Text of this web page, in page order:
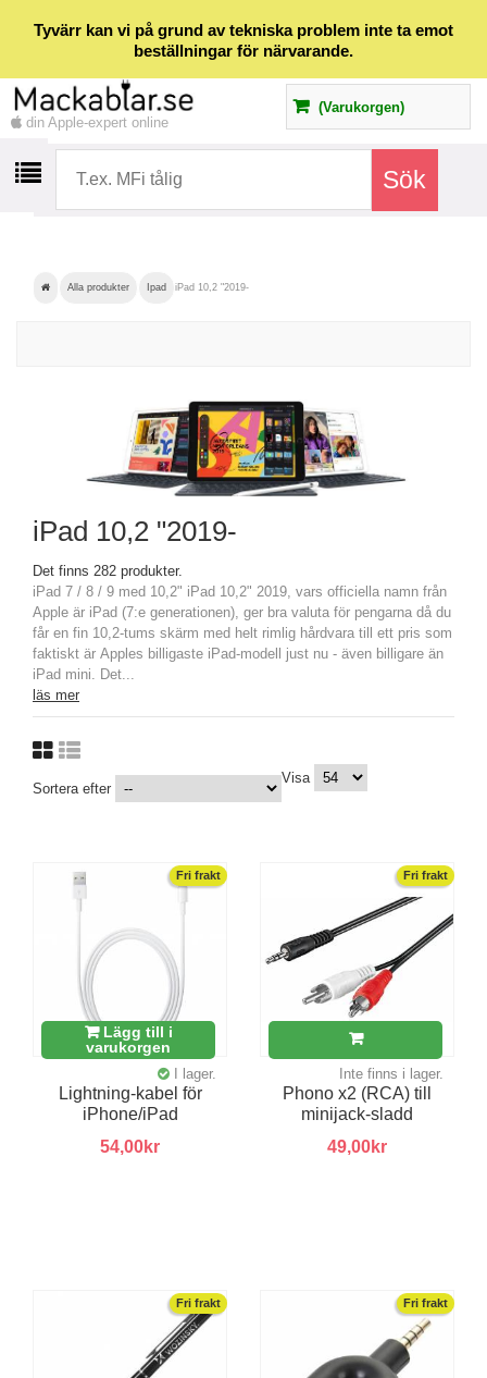
Tyvärr kan vi på grund av tekniska problem inte ta emot
beställningar för närvarande.
din Apple-expert online
(Varukorgen)
Alla produkter Ipad iPad 10,2 "2019-
iPad 10,2 "2019-
Det finns 282 produkter.
iPad 7 / 8 / 9 med 10,2" iPad 10,2" 2019, vars officiella namn från
Apple är iPad (7:e generationen), ger bra valuta för pengarna då du
får en fin 10,2-tums skärm med helt rimlig hårdvara till ett pris som
faktiskt är Apples billigaste iPad-modell just nu - även billigare än
iPad mini. Det...
läs mer
Sortera efter
Visa
Fri frakt
Lägg till i
varukorgen
I lager.
Lightning-kabel för
iPhone/iPad
54,00kr
Fri frakt
Inte finns i lager.
Phono x2 (RCA) till
minijack-sladd
49,00kr
Fri frakt Fri frakt